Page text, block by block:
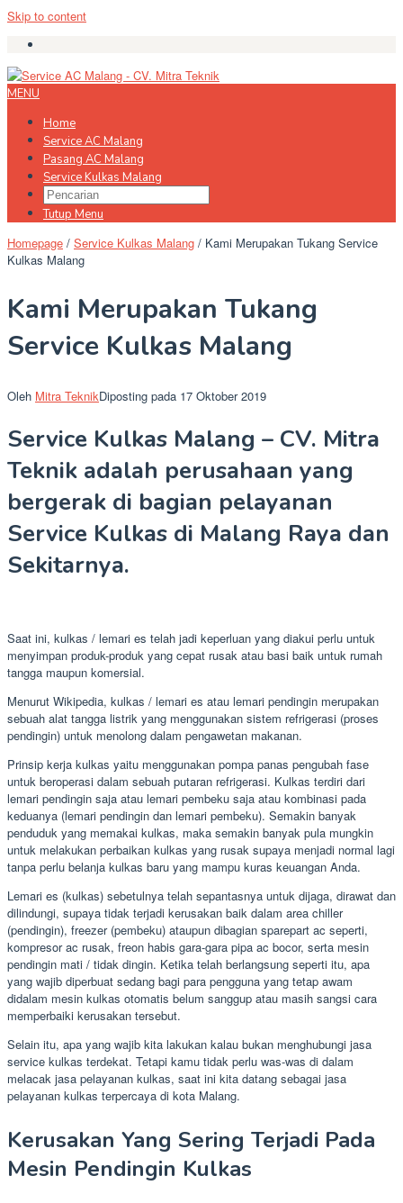
Skip to content
MENU
Home
Service AC Malang
Pasang AC Malang
Service Kulkas Malang
Tutup Menu
Homepage / Service Kulkas Malang / Kami Merupakan Tukang Service
Kulkas Malang
Kami Merupakan Tukang
Service Kulkas Malang
Oleh Mitra TeknikDiposting pada 17 Oktober 2019
Service Kulkas Malang – CV. Mitra
Teknik adalah perusahaan yang
bergerak di bagian pelayanan
Service Kulkas di Malang Raya dan
Sekitarnya.
Saat ini, kulkas / lemari es telah jadi keperluan yang diakui perlu untuk
menyimpan produk-produk yang cepat rusak atau basi baik untuk rumah
tangga maupun komersial.
Menurut Wikipedia, kulkas / lemari es atau lemari pendingin merupakan
sebuah alat tangga listrik yang menggunakan sistem refrigerasi (proses
pendingin) untuk menolong dalam pengawetan makanan.
Prinsip kerja kulkas yaitu menggunakan pompa panas pengubah fase
untuk beroperasi dalam sebuah putaran refrigerasi. Kulkas terdiri dari
lemari pendingin saja atau lemari pembeku saja atau kombinasi pada
keduanya (lemari pendingin dan lemari pembeku). Semakin banyak
penduduk yang memakai kulkas, maka semakin banyak pula mungkin
untuk melakukan perbaikan kulkas yang rusak supaya menjadi normal lagi
tanpa perlu belanja kulkas baru yang mampu kuras keuangan Anda.
Lemari es (kulkas) sebetulnya telah sepantasnya untuk dijaga, dirawat dan
dilindungi, supaya tidak terjadi kerusakan baik dalam area chiller
(pendingin), freezer (pembeku) ataupun dibagian sparepart ac seperti,
kompresor ac rusak, freon habis gara-gara pipa ac bocor, serta mesin
pendingin mati / tidak dingin. Ketika telah berlangsung seperti itu, apa
yang wajib diperbuat sedang bagi para pengguna yang tetap awam
didalam mesin kulkas otomatis belum sanggup atau masih sangsi cara
memperbaiki kerusakan tersebut.
Selain itu, apa yang wajib kita lakukan kalau bukan menghubungi jasa
service kulkas terdekat. Tetapi kamu tidak perlu was-was di dalam
melacak jasa pelayanan kulkas, saat ini kita datang sebagai jasa
pelayanan kulkas terpercaya di kota Malang.
Kerusakan Yang Sering Terjadi Pada
Mesin Pendingin Kulkas